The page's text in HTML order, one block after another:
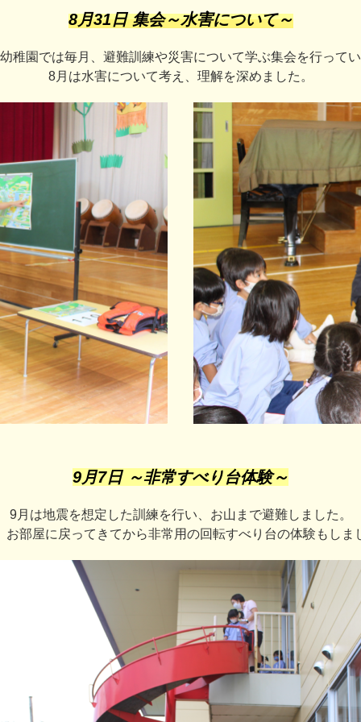
8月31日 集会～水害について～
稚園では毎月、避難訓練や災害について学ぶ集会を行って
8月は水害について考え、理解を深めました。
9月7日 ～非常すべり台体験～
9月は地震を想定した訓練を行い、お山まで避難しました。
お部屋に戻ってきてから非常用の回転すべり台の体験もしま